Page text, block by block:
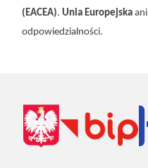
(EACEA).Unia Europejskaani
odpowiedzialności.